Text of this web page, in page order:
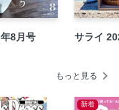
8月号 サライ
もっと見る
新着